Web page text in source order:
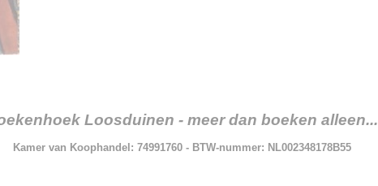
Loosduinen - meer dan boeken alleen...
Kamer van Koophandel: 74991760 - BTW-nummer: NL002348178B55